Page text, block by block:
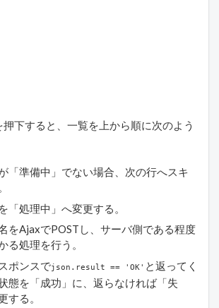
下すると、一覧を上から順に次のよう
「準備中」でない場合、次の行へスキ
「処理中」へ変更する。
をAjaxでPOSTし、サーバ側である程度
る処理を行う。
ポンスでjson.result == 'OK' と返ってく
態を「成功」に、返らなければ「失
する。